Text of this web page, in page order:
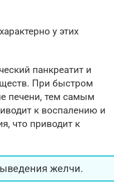
у этих
панкреатит и
При быстром
печени, тем самым
к воспалению и
что приводит к
желчи.